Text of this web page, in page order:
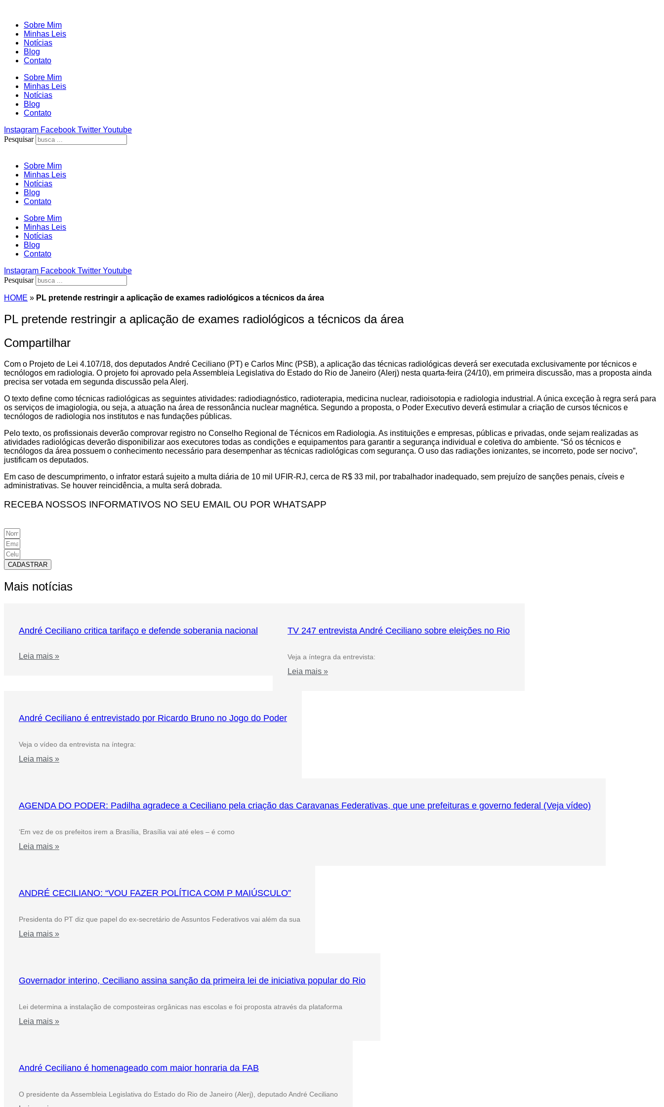
conteúdo
Sobre Mim
Minhas Leis
Notícias
Blog
Contato
Sobre Mim
Minhas Leis
Notícias
Blog
Contato
Instagram Facebook Twitter Youtube
Pesquisar
Sobre Mim
Minhas Leis
Notícias
Blog
Contato
Sobre Mim
Minhas Leis
Notícias
Blog
Contato
Instagram Facebook Twitter Youtube
Pesquisar
HOME » PL pretende restringir a aplicação de exames radiológicos a técnicos da área
PL pretende restringir a aplicação de exames radiológicos a técnicos da área
Compartilhar
Com o Projeto de Lei 4.107/18, dos deputados André Ceciliano (PT) e Carlos Minc (PSB), a aplicação das técnicas radiológicas deverá ser executada exclusivamente por técnicos e
tecnólogos em radiologia. O projeto foi aprovado pela Assembleia Legislativa do Estado do Rio de Janeiro (Alerj) nesta quarta-feira (24/10), em primeira discussão, mas a proposta ainda
precisa ser votada em segunda discussão pela Alerj.
O texto define como técnicas radiológicas as seguintes atividades: radiodiagnóstico, radioterapia, medicina nuclear, radioisotopia e radiologia industrial. A única exceção à regra será para
os serviços de imagiologia, ou seja, a atuação na área de ressonância nuclear magnética. Segundo a proposta, o Poder Executivo deverá estimular a criação de cursos técnicos e
tecnólogos de radiologia nos institutos e nas fundações públicas.
Pelo texto, os profissionais deverão comprovar registro no Conselho Regional de Técnicos em Radiologia. As instituições e empresas, públicas e privadas, onde sejam realizadas as
atividades radiológicas deverão disponibilizar aos executores todas as condições e equipamentos para garantir a segurança individual e coletiva do ambiente. “Só os técnicos e
tecnólogos da área possuem o conhecimento necessário para desempenhar as técnicas radiológicas com segurança. O uso das radiações ionizantes, se incorreto, pode ser nocivo”,
justificam os deputados.
Em caso de descumprimento, o infrator estará sujeito a multa diária de 10 mil UFIR-RJ, cerca de R$ 33 mil, por trabalhador inadequado, sem prejuízo de sanções penais, cíveis e
administrativas. Se houver reincidência, a multa será dobrada.
RECEBA NOSSOS INFORMATIVOS NO SEU EMAIL OU POR WHATSAPP
CADASTRAR
Mais notícias
André Ceciliano critica tarifaço e defende soberania nacional
Leia mais »
TV 247 entrevista André Ceciliano sobre eleições no Rio
Veja a íntegra da entrevista:
Leia mais »
André Ceciliano é entrevistado por Ricardo Bruno no Jogo do Poder
Veja o vídeo da entrevista na íntegra:
Leia mais »
AGENDA DO PODER: Padilha agradece a Ceciliano pela criação das Caravanas Federativas, que une prefeituras e governo federal (Veja vídeo)
‘Em vez de os prefeitos irem a Brasília, Brasília vai até eles – é como
Leia mais »
ANDRÉ CECILIANO: “VOU FAZER POLÍTICA COM P MAIÚSCULO”
Presidenta do PT diz que papel do ex-secretário de Assuntos Federativos vai além da sua
Leia mais »
Governador interino, Ceciliano assina sanção da primeira lei de iniciativa popular do Rio
Lei determina a instalação de composteiras orgânicas nas escolas e foi proposta através da plataforma
Leia mais »
André Ceciliano é homenageado com maior honraria da FAB
O presidente da Assembleia Legislativa do Estado do Rio de Janeiro (Alerj), deputado André Ceciliano